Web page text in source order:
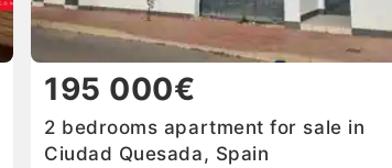
195 000€
2 bedrooms apartment for sale in
Ciudad Quesada, Spain